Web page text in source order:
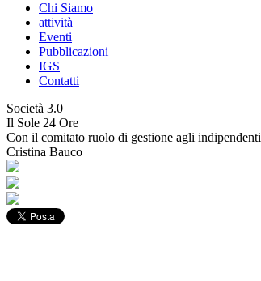
Chi Siamo
attività
Eventi
Pubblicazioni
IGS
Contatti
Società 3.0
Il Sole 24 Ore
Con il comitato ruolo di gestione agli indipendenti
Cristina Bauco